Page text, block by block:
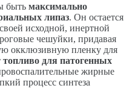
быть максимально
липаз. Он остается
исходной, инертной
чешуйки, придавая
окклюзивную пленку для
топливо для патогенных
жирные
процесс синтеза